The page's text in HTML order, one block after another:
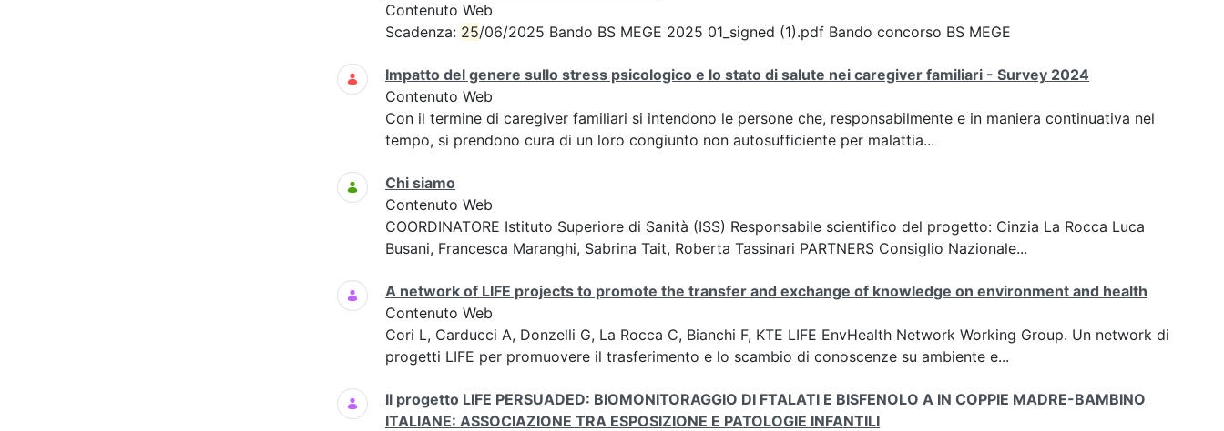
Contenuto Web
Scadenza: 25/06/2025 Bando BS MEGE 2025 01_signed (1).pdf Bando concorso BS MEGE
Impatto del genere sullo stress psicologico e lo stato di salute nei caregiver familiari - Survey 2024
Contenuto Web
Con il termine di caregiver familiari si intendono le persone che, responsabilmente e in maniera continuativa nel
tempo, si prendono cura di un loro congiunto non autosufficiente per malattia...
Chi siamo
Contenuto Web
COORDINATORE Istituto Superiore di Sanità (ISS) Responsabile scientifico del progetto: Cinzia La Rocca Luca
Busani, Francesca Maranghi, Sabrina Tait, Roberta Tassinari PARTNERS Consiglio Nazionale...
A network of LIFE projects to promote the transfer and exchange of knowledge on environment and health
Contenuto Web
Cori L, Carducci A, Donzelli G, La Rocca C, Bianchi F, KTE LIFE EnvHealth Network Working Group. Un network di
progetti LIFE per promuovere il trasferimento e lo scambio di conoscenze su ambiente e...
Il progetto LIFE PERSUADED: BIOMONITORAGGIO DI FTALATI E BISFENOLO A IN COPPIE MADRE-BAMBINO
ITALIANE: ASSOCIAZIONE TRA ESPOSIZIONE E PATOLOGIE INFANTILI